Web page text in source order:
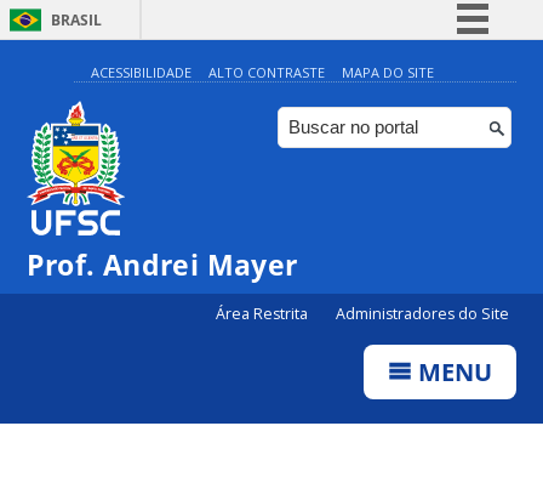
BRASIL
Simplifique!
Comunica BR
Participe
ACESSIBILIDADE ALTO CONTRASTE MAPA DO SITE
Prof. Andrei Mayer
Área Restrita Administradores do Site
MENU